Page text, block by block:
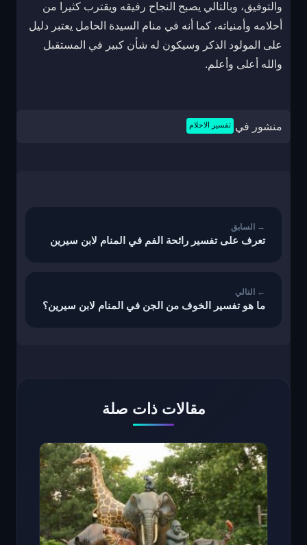
والتوفيق، وبالتالي يصبح النجاح رفيقه ويقترب كثيرا من
أحلامه وأمنياته، كما أنه في منام السيدة الحامل يعتبر دليل
على المولود الذكر وسيكون له شأن كبير في المستقبل
والله أعلى وأعلم.
منشور في تفسير الاحلام
تعرف على تفسير رائحة الفم في المنام لابن سيرين
ما هو تفسير الخوف من الجن في المنام لابن سيرين؟
مقالات ذات صلة